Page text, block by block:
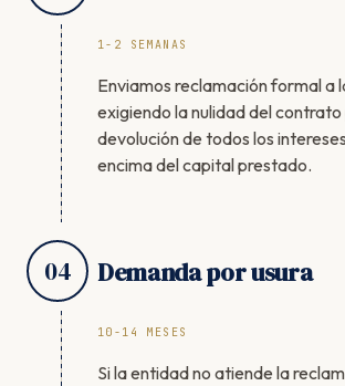
1-2 SEMANAS
Enviamos reclamación formal a
exigiendo la nulidad del contrato
devolución de todos los
encima del capital prestado.
04 Demanda por usura
10-14 MESES
Si la entidad no atiende la